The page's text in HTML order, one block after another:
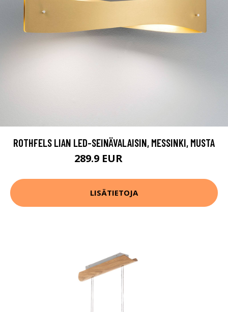
ROTHFELS LIAN LED-SEINÄVALAISIN, MESSINKI, MUSTA
289.9 EUR
LISÄTIETOJA